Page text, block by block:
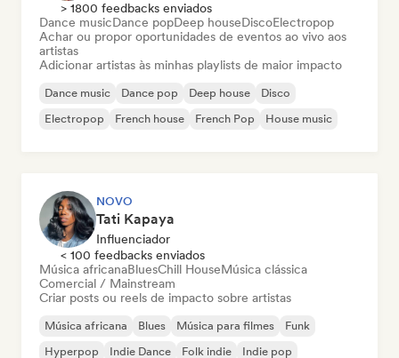
> 1800 feedbacks enviados
Dance musicDance popDeep houseDiscoElectropop
Achar ou propor oportunidades de eventos ao vivo aos
artistas
Adicionar artistas às minhas playlists de maior impacto
Dance music Dance pop Deep house
Disco
Electropop
French house French Pop House music
NOVO
Tati Kapaya
Influenciador
< 100 feedbacks enviados
Música africanaBluesChill HouseMúsica clássica
Comercial / Mainstream
Criar posts ou reels de impacto sobre artistas
Música africana Blues Música para filmes
Funk
Hyperpop
Indie Dance Folk indie Indie pop